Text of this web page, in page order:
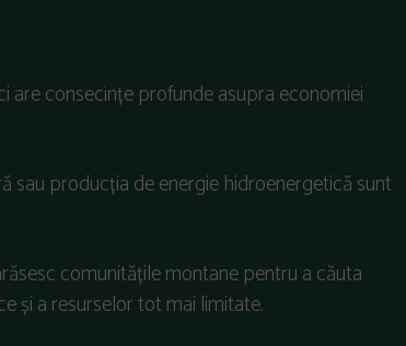
are consecințe profunde asupra economiei
sau producția de energie hidroenergetică sunt
comunitățile montane pentru a căuta
și a resurselor tot mai limitate.